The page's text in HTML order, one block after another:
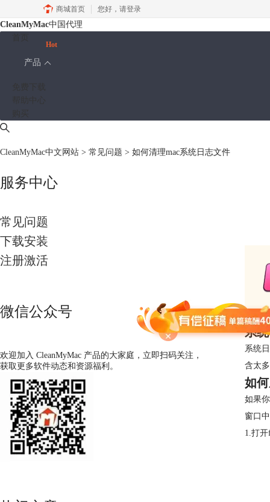
商城首页 您好， 请登录
CleanMyMac中国代理
产品
Hot
CleanMyMac中文网站 > 常见问题 > 如何清理mac系统日志文件
服务中心
常见问题
下载安装
注册激活
微信公众号
欢迎加入 CleanMyMac 产品的大家庭，立即扫码关注，
获取更多软件动态和资源福利。
系
系统
含太
如
如果
窗口
1.打